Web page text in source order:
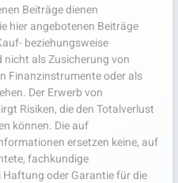
Beiträge dienen
hier angebotenen Beiträge
beziehungsweise
als Zusicherung von
Finanzinstrumente oder als
Der Erwerb von
Risiken, die den Totalverlust
können. Die auf
ersetzen keine, auf
fachkundige
oder Garantie für die